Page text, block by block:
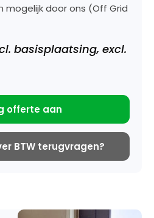
mogelijk door ons (Off Grid
basisplaatsing, excl.
offerte aan
BTW terugvragen?